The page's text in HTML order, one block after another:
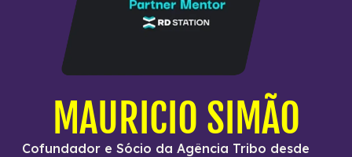
MAURICIO SIMÃO
Cofundador e Sócio da Agência Tribo desde